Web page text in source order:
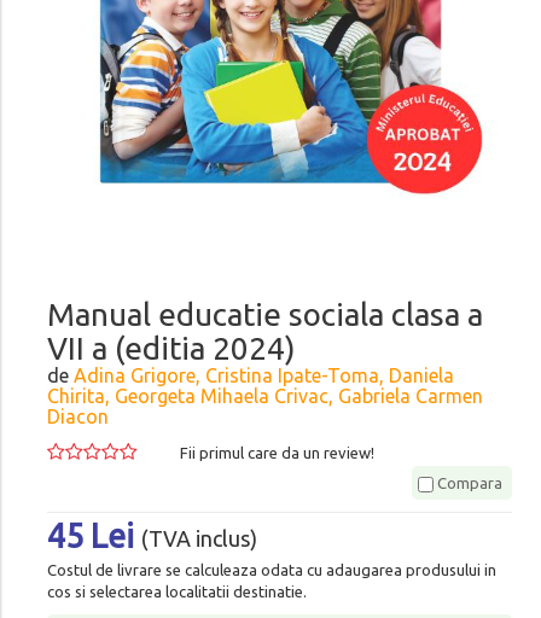
Manual educatie sociala clasa a
VII a (editia 2024)
de Adina Grigore, Cristina Ipate-Toma, Daniela
Chirita, Georgeta Mihaela Crivac, Gabriela Carmen
Diacon
Fii primul care da un review!
Compara
45 Lei (TVA inclus)
Costul de livrare se calculeaza odata cu adaugarea produsului in
cos si selectarea localitatii destinatie.